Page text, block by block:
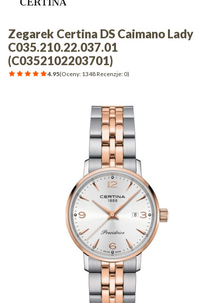
Zegarek Certina DS Caimano Lady
C035.210.22.037.01
(C0352102203701)
4.95(Oceny: 1348 Recenzje: 0)